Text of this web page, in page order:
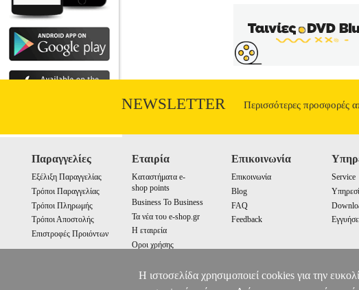
NEWSLETTER Περισσότερες προσφορές
Παραγγελίες
Εξέλιξη Παραγγελίας
Τρόποι Παραγγελίας
Τρόποι Πληρωμής
Τρόποι Αποστολής
Επιστροφές Προιόντων
Εταιρία
Καταστήματα e-
shop points
Business To Business
Τα νέα του e-shop.gr
Η εταιρεία
Οροι χρήσης
Επικοινωνία
Επικοινωνία
Blog
FAQ
Feedback
Service
Η ιστοσελίδα χρησιμοποιεί cookies για την